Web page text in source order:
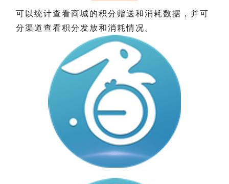
可以统计查看商城的积分赠送和消耗数据，并可
分渠道查看积分发放和消耗情况。